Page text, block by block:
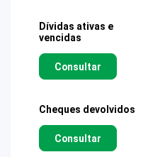
Dívidas ativas e
vencidas
Consultar
Cheques devolvidos
Consultar